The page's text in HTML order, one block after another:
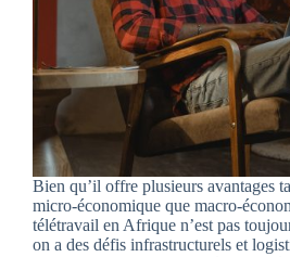
Bien qu’il offre plusieurs avantages
micro-économique que macro-
télétravail en Afrique n’est pas
on a des défis infrastructurels et